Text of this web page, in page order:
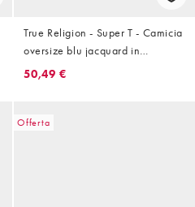
True Religion - Super T - Camicia
oversize blu jacquard in
coordinato
50,49 €
Offerta